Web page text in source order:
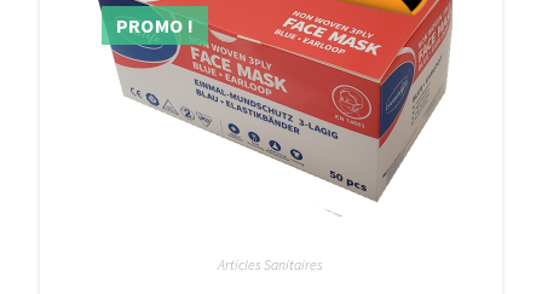
PROMO !
Articles Sanitaires